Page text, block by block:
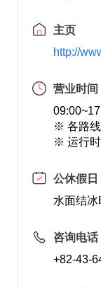
主页
http://
营业时间
※ 各路
※ 运行时
公休假日
水面结
咨询电话
+82-43-